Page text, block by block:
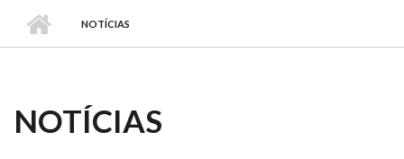
NOTÍCIAS
NOTÍCIAS